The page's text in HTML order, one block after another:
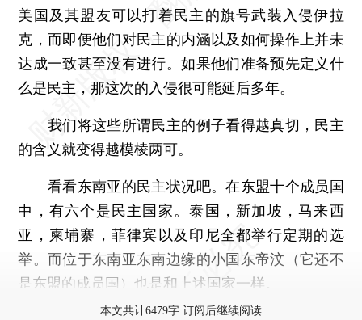
美国及其盟友可以打着民主的旗号武装入侵伊拉
克，而即便他们对民主的内涵以及如何操作上并未
达成一致甚至没有进行。如果他们准备预先定义什
么是民主，那这次的入侵很可能延后多年。
我们将这些所谓民主的例子看得越真切，民主
的含义就变得越模棱两可。
看看东南亚的民主状况吧。在东盟十个成员国
中，有六个是民主国家。泰国，新加坡，马来西
亚，柬埔寨，菲律宾以及印尼全都举行定期的选
举。而位于东南亚东南边缘的小国东帝汶（它还不
是东盟的成员国）也是和上述国家一样。
本文共计6479字 订阅后继续阅读